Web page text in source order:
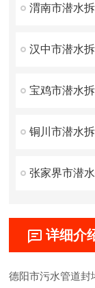
渭南市潜水
汉中市潜水
宝鸡市潜水
铜川市潜水
张家界市潜
详细介
德阳市污水管道封